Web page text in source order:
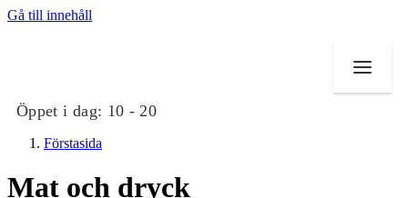
Gå till innehåll
Öppet i dag: 10 - 20
Förstasida
Mat och dryck